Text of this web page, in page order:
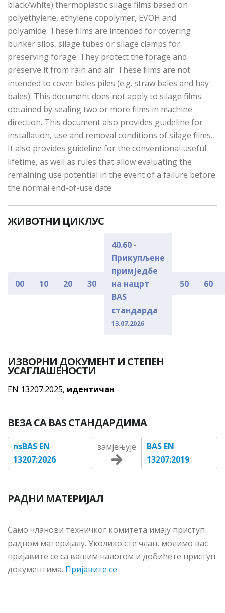
black/white) thermoplastic silage films based on
polyethylene, ethylene copolymer, EVOH and
polyamide. These films are intended for covering
bunker silos, silage tubes or silage clamps for
preserving forage. They protect the forage and
preserve it from rain and air. These films are not
intended to cover bales piles (e.g. straw bales and hay
bales). This document does not apply to silage films
obtained by sealing two or more films in machine
direction. This document also provides guideline for
installation, use and removal conditions of silage films.
It also provides guideline for the conventional useful
lifetime, as well as rules that allow evaluating the
remaining use potential in the event of a failure before
the normal end-of-use date.
ЖИВОТНИ ЦИКЛУС
00 10 20 30
40.60 -
Прикупљене
примједбе
на нацрт
BAS
стандарда
13.07.2026
50 60
ИЗВОРНИ ДОКУМЕНТ И СТЕПЕН
УСАГЛАШЕНОСТИ
EN 13207:2025, идентичан
ВЕЗА СА BAS СТАНДАРДИМА
nsBAS EN
13207:2026
замјењује
BAS EN
13207:2019
РАДНИ МАТЕРИЈАЛ
Сaмo члaнoви тeхничкoг кoмитeтa имajу приступ
рaднoм мaтeриjaлу. Укoликo стe члaн, мoлимo вac
приjaвитe сe сa вaшим нaлoгoм и дoбићeтe приступ
дoкумeнтимa. Пријавите се